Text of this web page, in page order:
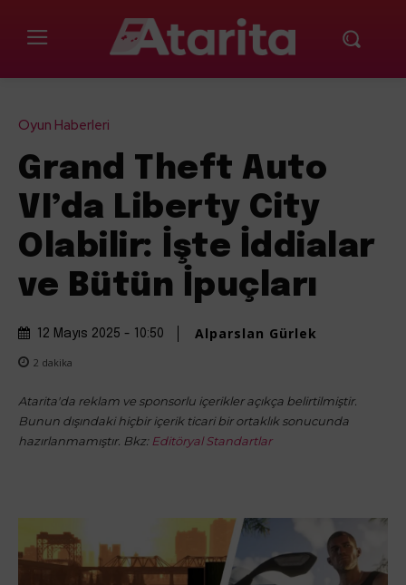
Oyun Haberleri
Grand Theft Auto
VI’da Liberty City
Olabilir: İşte İddialar
ve Bütün İpuçları
12 Mayıs 2025 - 10:50 Alparslan Gürlek
2 dakika
Atarita'da reklam ve sponsorlu içerikler açıkça belirtilmiştir.
Bunun dışındaki hiçbir içerik ticari bir ortaklık sonucunda
hazırlanmamıştır. Bkz: Editöryal Standartlar